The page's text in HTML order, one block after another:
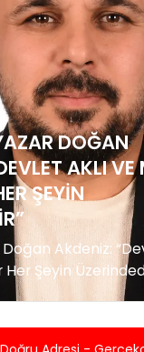
DOĞAN
AKLI VE
ŞEYIN
Akdeniz:
Her Şeyin
hızla